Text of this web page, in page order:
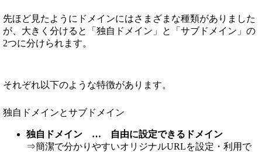
先ほど見たようにドメインにはさまざまな種類がありました
が、大きく分けると「独自ドメイン」と「サブドメイン」の
2つに分けられます。
それぞれ以下のような特徴があります。
独自ドメインとサブドメイン
独自ドメイン … 自由に設定できるドメイン
⇒簡潔で分かりやすいオリジナルURLを設定・利用で